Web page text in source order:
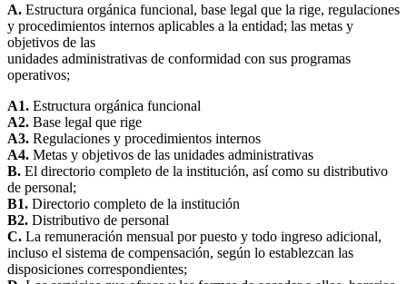
A. Estructura orgánica funcional, base legal que la rige, regulaciones
y procedimientos internos aplicables a la entidad; las metas y
objetivos de las
unidades administrativas de conformidad con sus programas
operativos;
A1. Estructura orgánica funcional
A2. Base legal que rige
A3. Regulaciones y procedimientos internos
A4. Metas y objetivos de las unidades administrativas
B. El directorio completo de la institución, así como su distributivo
de personal;
B1. Directorio completo de la institución
B2. Distributivo de personal
C. La remuneración mensual por puesto y todo ingreso adicional,
incluso el sistema de compensación, según lo establezcan las
disposiciones correspondientes;